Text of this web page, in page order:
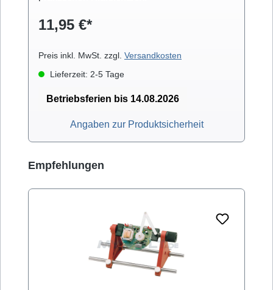
11,95 €*
Preis inkl. MwSt. zzgl. Versandkosten
Lieferzeit: 2-5 Tage
Betriebsferien bis 14.08.2026
Angaben zur Produktsicherheit
Produktgalerie überspringen
Empfehlungen